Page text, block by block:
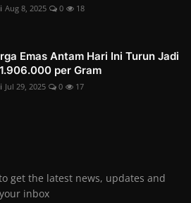
Aug 8, 2025 0 18
Emas Antam Hari Ini Turun Jadi
per Gram
Jul 29, 2025 0 17
get the latest news, updates and
inbox